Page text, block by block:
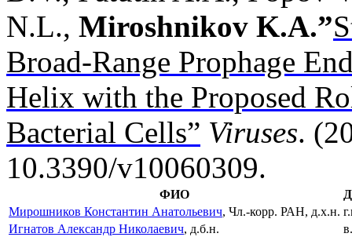
N.L., Miroshnikov K.A.”
Broad-Range Prophage
Helix with the Proposed
Bacterial Cells” Viruses.
10.3390/v10060309.
ФИО
Мирошников Константин Анатольевич, Чл.-корр. РАН, д.х.н.
Игнатов Александр Николаевич, д.б.н.